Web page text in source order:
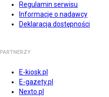
Regulamin serwisu
Informacje o nadawcy
Deklaracja dostępności
PARTNERZY
E-kiosk.pl
E-gazety.pl
Nexto.pl